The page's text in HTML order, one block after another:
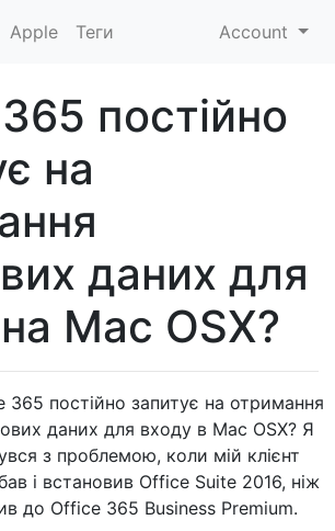
Apple Теги Account
постійно
на
даних для
Mac OSX?
365 постійно запитує на отримання
даних для входу в Mac OSX? Я
з проблемою, коли мій клієнт
і встановив Office Suite 2016, ніж
до Office 365 Business Premium.